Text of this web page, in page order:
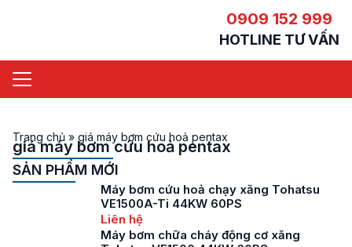
0909 152 999
HOTLINE TƯ VẤN
Trang chủ » giá máy bơm cứu hoả pentax
giá máy bơm cứu hoả pentax
SẢN PHẨM MỚI
Máy bơm cứu hoả chạy xăng Tohatsu
VE1500A-Ti 44KW 60PS
Liên hệ
Máy bơm chữa cháy động cơ xăng